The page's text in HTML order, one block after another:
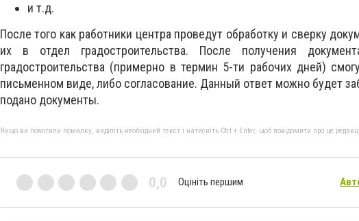
и т.д.
После того как работники центра проведут обработку и сверку
их в отдел градостроительства. После получения
градостроительства (примерно в термин 5-ти рабочих дней)
письменном виде, либо согласование. Данный ответ можно будет
подано документы.
Якщо ви помітили помилку, виділіть необхідний текст і натисніть Ctrl + Enter, щоб повідомити про це
0,0 Оцініть першим